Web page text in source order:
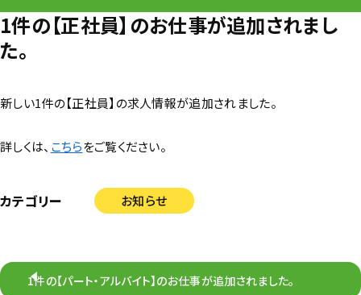
1件の【正社員】のお仕事が追加されまし
た。
新しい1件の【正社員】の求人情報が追加されました。
詳しくは、 こちらをご覧ください。
カテゴリー お知らせ
1件の【パート・アルバイト】のお仕事が追加されました。